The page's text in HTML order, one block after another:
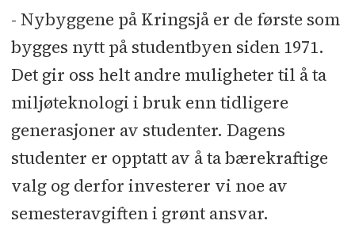
- Nybyggene på Kringsjå er de første som
bygges nytt på studentbyen siden 1971.
Det gir oss helt andre muligheter til å ta
miljøteknologi i bruk enn tidligere
generasjoner av studenter. Dagens
studenter er opptatt av å ta bærekraftige
valg og derfor investerer vi noe av
semesteravgiften i grønt ansvar.